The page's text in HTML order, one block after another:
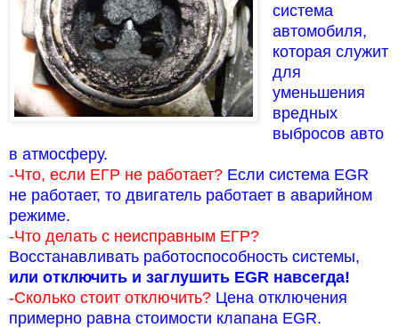
система
автомобиля,
которая служит
для
уменьшения
вредных
выбросов авто
в атмосферу.
-Что, если ЕГР не работает? Если система EGR
не работает, то двигатель работает в аварийном
режиме.
-Что делать с неисправным ЕГР?
Восстанавливать работоспособность системы,
или отключить и заглушить EGR навсегда!
-Сколько стоит отключить? Цена отключения
примерно равна стоимости клапана EGR.